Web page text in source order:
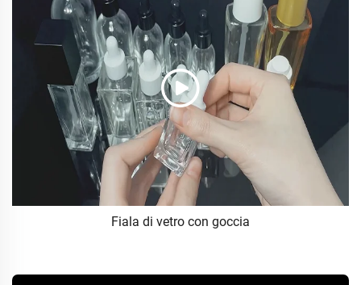
Fiala di vetro con goccia